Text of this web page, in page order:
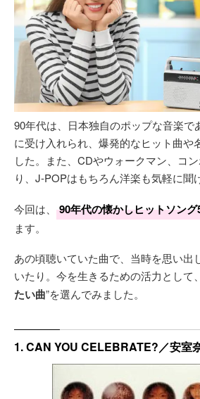
90年代は、日本独自のポップな音楽で
に受け入れられ、爆発的なヒット曲や
した。また、CDやウォークマン、コ
り、J-POPはもちろん洋楽も気軽に聞
今回は、 90年代の懐かしヒットソング
ます。
あの頃聴いていた曲で、当時を思い出
いたり。今を生きるための活力として
たい曲”を選んでみました。
1. CAN YOU CELEBRATE?／安室